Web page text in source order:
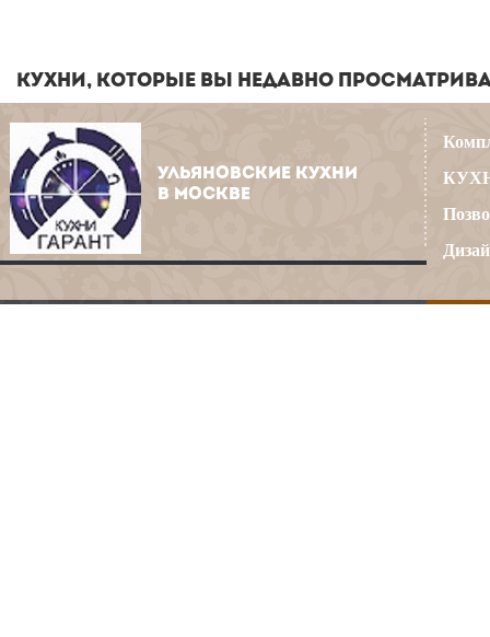
КУХНИ, КОТОРЫЕ ВЫ НЕДАВНО
УЛЬЯНОВСКИЕ КУХНИ
В МОСКВЕ